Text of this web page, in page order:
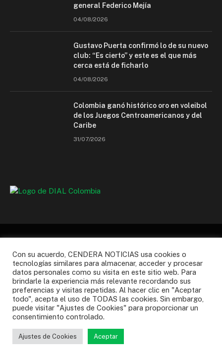
general Federico Mejía
04/08/2026
Gustavo Puerta confirmó lo de su nuevo
club: “Es cierto” y este es el que más
cerca está de ficharlo
04/08/2026
Colombia ganó histórico oro en voleibol
de los Juegos Centroamericanos y del
Caribe
31/07/2026
FacebookInstagram
X
(Twitter)
WhatsAppYouTube
NOSOTROS AFILIARSE PQR’S
TERMINOS Y CONDICIONES POLITICA DE PRIVACIDAD
© 2026 CENDERA | Powered by
Con su acuerdo, CENDERA NOTICIAS usa cookies o
tecnologías similares para almacenar, acceder y procesar
datos personales como su visita en este sitio web. Para
brindarle la experiencia más relevante recordando sus
preferencias y visitas repetidas. Al hacer clic en "Aceptar
todo", acepta el uso de TODAS las cookies. Sin embargo,
puede visitar "Ajustes de Cookies" para proporcionar un
consentimiento controlado.
Ajustes de Cookies Aceptar